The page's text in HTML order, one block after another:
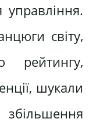
управління.
світу,
рейтингу,
шукали
збільшення